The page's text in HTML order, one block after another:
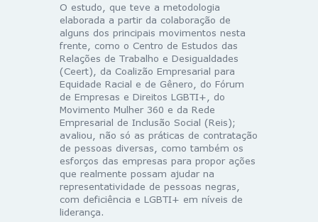
O estudo, que teve a metodologia
elaborada a partir da colaboração de
alguns dos principais movimentos nesta
frente, como o Centro de Estudos das
Relações de Trabalho e Desigualdades
(Ceert), da Coalizão Empresarial para
Equidade Racial e de Gênero, do Fórum
de Empresas e Direitos LGBTI+, do
Movimento Mulher 360 e da Rede
Empresarial de Inclusão Social (Reis);
avaliou, não só as práticas de contratação
de pessoas diversas, como também os
esforços das empresas para propor ações
que realmente possam ajudar na
representatividade de pessoas negras,
com deficiência e LGBTI+ em níveis de
liderança.